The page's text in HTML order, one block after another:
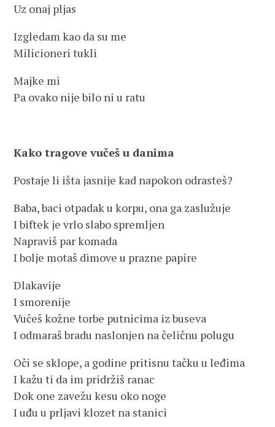
Uz onaj pljas
Izgledam kao da su me
Milicioneri tukli
Majke mi
Pa ovako nije bilo ni u ratu
Kako tragove vučeš u danima
Postaje li išta jasnije kad napokon odrasteš?
Baba, baci otpadak u korpu, ona ga zaslužuje
I biftek je vrlo slabo spremljen
Napraviš par komada
I bolje motaš dimove u prazne papire
Dlakavije
I smorenije
Vučeš kožne torbe putnicima iz buseva
I odmaraš bradu naslonjen na čeličnu polugu
Oči se sklope, a godine pritisnu tačku u leđima
I kažu ti da im pridržiš ranac
Dok one zavežu kesu oko noge
I uđu u prljavi klozet na stanici